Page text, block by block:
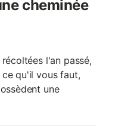
cheminée
l'an passé,
qu'il vous faut,
une